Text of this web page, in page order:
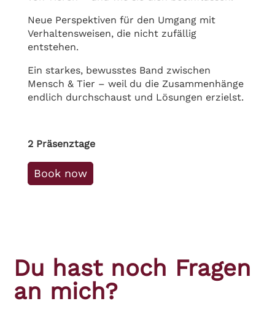
Neue Perspektiven für den Umgang mit
Verhaltensweisen, die nicht zufällig
entstehen.
Ein starkes, bewusstes Band zwischen
Mensch & Tier – weil du die Zusammenhänge
endlich durchschaust und Lösungen erzielst.
2 Präsenztage
Book now
Du hast noch Fragen
an mich?